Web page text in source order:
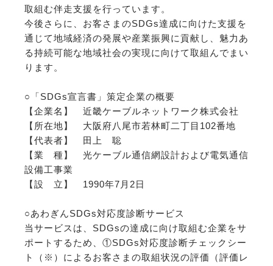
取組む伴走支援を行っています。
今後さらに、お客さまのSDGs達成に向けた支援を
通じて地域経済の発展や産業振興に貢献し、魅力あ
る持続可能な地域社会の実現に向けて取組んでまい
ります。
○「SDGs宣言書」策定企業の概要
【企業名】 近畿ケーブルネットワーク株式会社
【所在地】 大阪府八尾市若林町二丁目102番地
【代表者】 田上 聡
【業 種】 光ケーブル通信網設計および電気通信
設備工事業
【設 立】 1990年7月2日
○あわぎんSDGs対応度診断サービス
当サービスは、SDGsの達成に向け取組む企業をサ
ポートするため、①SDGs対応度診断チェックシー
ト（※）によるお客さまの取組状況の評価（評価レ